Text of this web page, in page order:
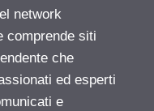
network
comprende siti
che
ed esperti
e